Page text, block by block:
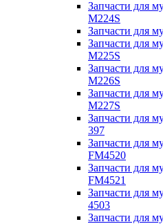
Запчасти для
M224S
Запчасти для
Запчасти для
M225S
Запчасти для
M226S
Запчасти для
M227S
Запчасти для
397
Запчасти для
FM4520
Запчасти для
FM4521
Запчасти для
4503
Запчасти для